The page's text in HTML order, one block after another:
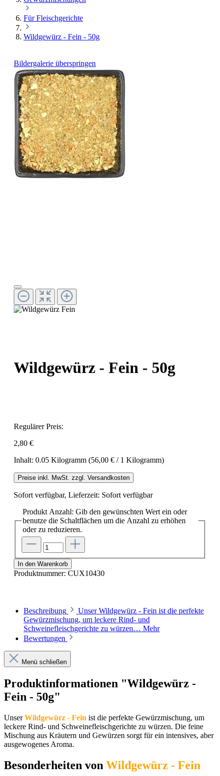
Für Fleischgerichte
Wildgewürz - Fein - 50g
Bildergalerie überspringen
Wildgewürz - Fein - 50g
Regulärer Preis:
2,80 €
Inhalt: 0.05 Kilogramm (56,00 € / 1 Kilogramm)
Preise inkl. MwSt. zzgl. Versandkosten
Sofort verfügbar, Lieferzeit: Sofort verfügbar
Produkt Anzahl: Gib den gewünschten Wert ein oder
benutze die Schaltflächen um die Anzahl zu erhöhen
oder zu reduzieren.
In den Warenkorb
Produktnummer: CUX10430
Beschreibung
Unser Wildgewürz - Fein ist die perfekte
Gewürzmischung, um leckere Rind- und
Schweinefleischgerichte zu würzen… Mehr
Bewertungen
Menü schließen
Produktinformationen "Wildgewürz -
Fein - 50g"
UnserWildgewürz - Fein ist die perfekte Gewürzmischung, um
leckere Rind- und Schweinefleischgerichte zu würzen. Die feine
Mischung aus Kräutern und Gewürzen sorgt für ein intensives, aber
ausgewogenes Aroma.
Besonderheiten von Wildgewürz - Fein